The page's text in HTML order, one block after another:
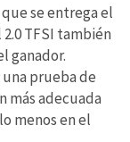
se entrega el
TFSI también
ganador.
prueba de
más adecuada
menos en el